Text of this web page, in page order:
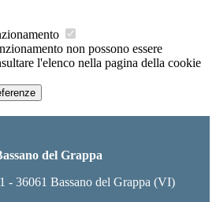
non possono essere
l'elenco nella pagina della cookie
del Grappa
- 36061 Bassano del Grappa (VI)